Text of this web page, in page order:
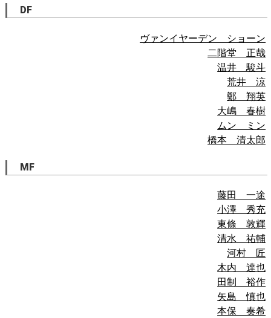
DF
ヴァンイヤーデン ショーン
二階堂 正哉
温井 駿斗
荒井 涼
鄭 翔英
大嶋 春樹
ムン ミン
橋本 清太郎
MF
藤田 一途
小澤 秀充
東條 敦輝
清水 祐輔
河村 匠
木内 達也
田制 裕作
矢島 慎也
本保 奏希